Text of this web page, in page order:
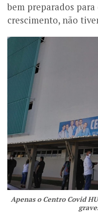
bem preparados
crescimento, não
Apenas o Centro Covid